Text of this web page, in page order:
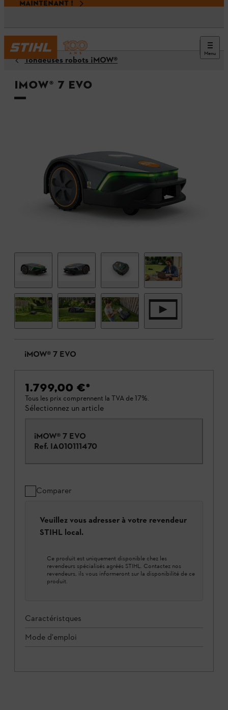
MAINTENANT !
Menu
Tondeuses robots ¡MOW®
iMOW® 7 EVO
iMOW® 7 EVO
1.799,00 €*
Tous les prix comprennent la TVA de 17%.
Sélectionnez un article
iMOW® 7 EVO
Ref. IA010111470
Comparer
Veuillez vous adresser à votre revendeur
STIHL local.
Ce produit est uniquement disponible chez les
revendeurs spécialisés agréés STIHL. Contactez nos
revendeurs, ils vous informeront sur la disponibilité de ce
produit.
Caractéristques
Mode d'emploi